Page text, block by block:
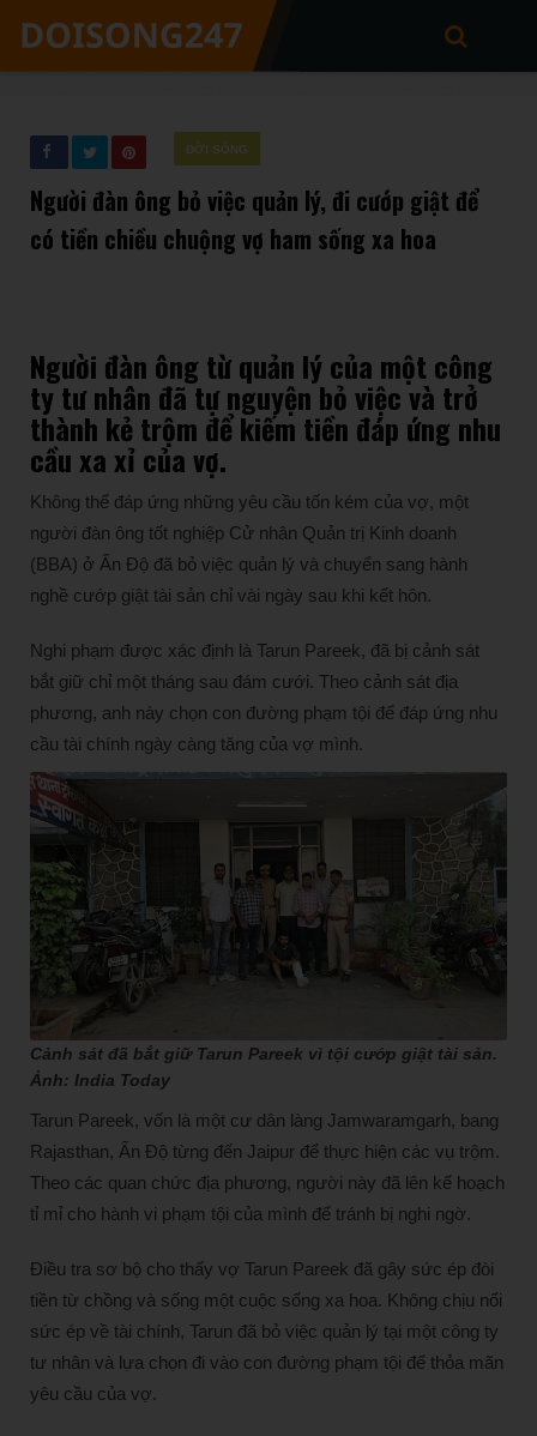
ĐỜI SỐNG
Người đàn ông bỏ việc quản lý, đi cướp giật để
có tiền chiều chuộng vợ ham sống xa hoa
Người đàn ông từ quản lý của một công
ty tư nhân đã tự nguyện bỏ việc và trở
thành kẻ trộm để kiếm tiền đáp ứng nhu
cầu xa xỉ của vợ.
Không thể đáp ứng những yêu cầu tốn kém của vợ, một
người đàn ông tốt nghiệp Cử nhân Quản trị Kinh doanh
(BBA) ở Ấn Độ đã bỏ việc quản lý và chuyển sang hành
nghề cướp giật tài sản chỉ vài ngày sau khi kết hôn.
Nghi phạm được xác định là Tarun Pareek, đã bị cảnh sát
bắt giữ chỉ một tháng sau đám cưới. Theo cảnh sát địa
phương, anh này chọn con đường phạm tội để đáp ứng nhu
cầu tài chính ngày càng tăng của vợ mình.
Cảnh sát đã bắt giữ Tarun Pareek vì tội cướp giật tài sản.
Ảnh: India Today
Tarun Pareek, vốn là một cư dân làng Jamwaramgarh, bang
Rajasthan, Ấn Độ từng đến Jaipur để thực hiện các vụ trộm.
Theo các quan chức địa phương, người này đã lên kế hoạch
tỉ mỉ cho hành vi phạm tội của mình để tránh bị nghi ngờ.
Điều tra sơ bộ cho thấy vợ Tarun Pareek đã gây sức ép đòi
tiền từ chồng và sống một cuộc sống xa hoa. Không chịu nổi
sức ép về tài chính, Tarun đã bỏ việc quản lý tại một công ty
tư nhân và lựa chọn đi vào con đường phạm tội để thỏa mãn
yêu cầu của vợ.